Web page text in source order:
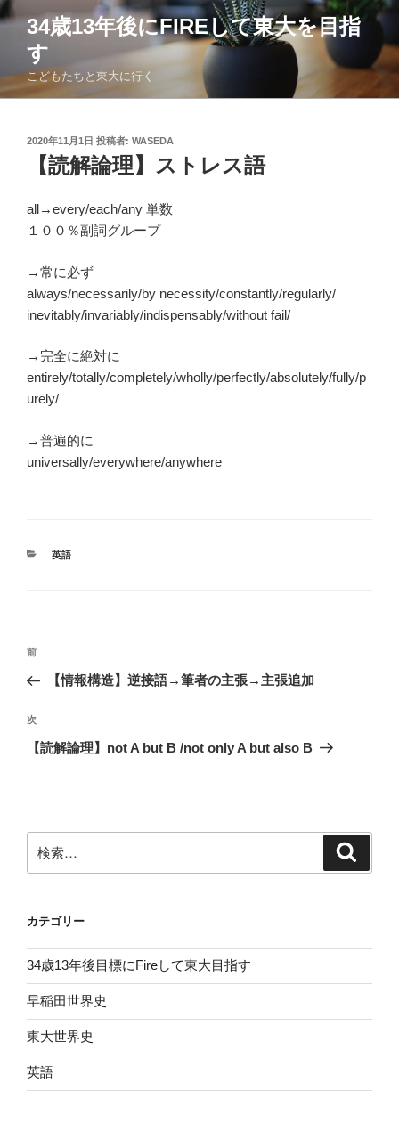
コ
ン
ツ
34歳13年後にFIREして東大を目指
す
こどもたちと東大に行く
投
2020年11月1日 投稿者: WASEDA
【読解論理】ストレス語
all→every/each/any 単数
１００％副詞グループ
→常に必ず
always/necessarily/by necessity/constantly/regularly/
inevitably/invariably/indispensably/without fail/
→完全に絶対に
entirely/totally/completely/wholly/perfectly/absolutely/fully/p
urely/
→普遍的に
universally/everywhere/anywhere
カ
英語
投
ナ
ビ
ゲ
ン
前
の
稿
前
【情報構造】逆接語→筆者の主張→主張追加
次
の
次
【読解論理】not A but B /not only A but also B
索:
カテゴリー
34歳13年後目標にFireして東大目指す
早稲田世界史
東大世界史
英語